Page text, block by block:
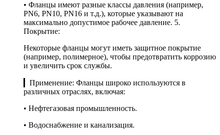
• Фланцы имеют разные классы давления (например,
PN6, PN10, PN16 и т.д.), которые указывают на
максимально допустимое рабочее давление. 5.
Покрытие:
Некоторые фланцы могут иметь защитное покрытие
(например, полимерное), чтобы предотвратить коррозию
и увеличить срок службы.
▎Применение: Фланцы широко используются в
различных отраслях, включая:
• Нефтегазовая промышленность.
• Водоснабжение и канализация.